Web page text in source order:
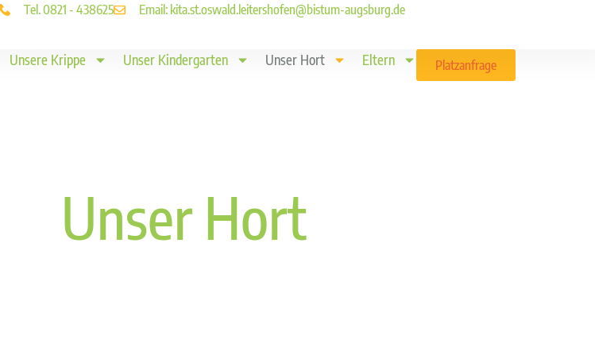
Tel. 0821 - 438625 Email: kita.st.oswald.leitershofen@bistum-augsburg.de
Unsere Krippe Unser Kindergarten Unser Hort Eltern Platzanfrage
Unser Hort